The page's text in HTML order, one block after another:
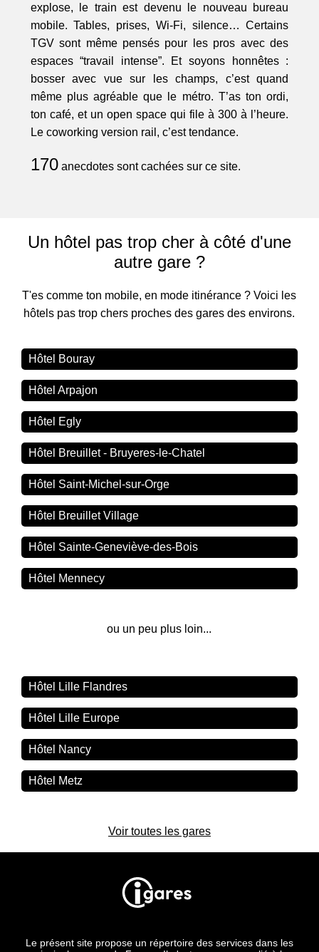
explose, le train est devenu le nouveau bureau
mobile. Tables, prises, Wi-Fi, silence… Certains
TGV sont même pensés pour les pros avec des
espaces “travail intense”. Et soyons honnêtes :
bosser avec vue sur les champs, c’est quand
même plus agréable que le métro. T’as ton ordi,
ton café, et un open space qui file à 300 à l’heure.
Le coworking version rail, c’est tendance.
170anecdotes sont cachées sur ce site.
Un hôtel pas trop cher à côté d'une
autre gare ?
T'es comme ton mobile, en mode itinérance ? Voici les
hôtels pas trop chers proches des gares des environs.
Hôtel Bouray
Hôtel Arpajon
Hôtel Egly
Hôtel Breuillet - Bruyeres-le-Chatel
Hôtel Saint-Michel-sur-Orge
Hôtel Breuillet Village
Hôtel Sainte-Geneviève-des-Bois
Hôtel Mennecy
ou un peu plus loin...
Hôtel Lille Flandres
Hôtel Lille Europe
Hôtel Nancy
Hôtel Metz
Voir toutes les gares
Le présent site propose un répertoire des services dans les